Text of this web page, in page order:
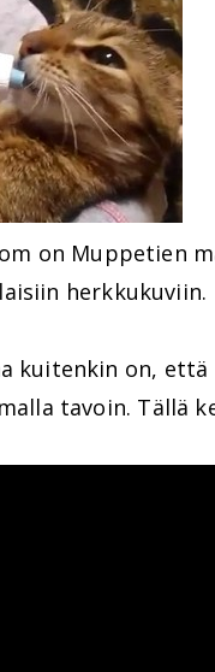
on Muppetien
herkkukuviin.
kuitenkin on,
tavoin. Tällä